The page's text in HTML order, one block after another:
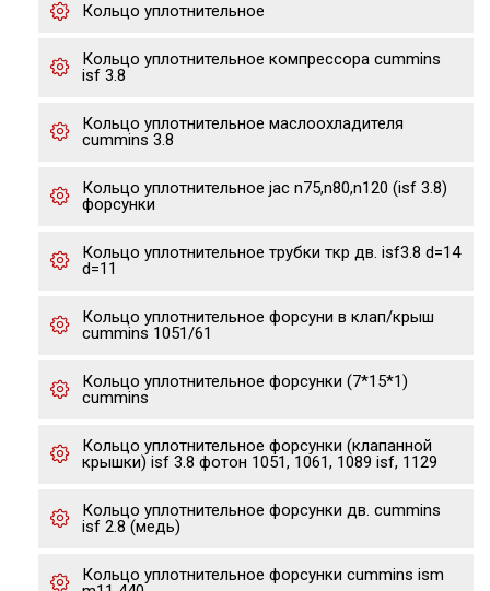
Кольцо уплотнительное
Кольцо уплотнительное компрессора cummins
isf 3.8
Кольцо уплотнительное маслоохладителя
cummins 3.8
Кольцо уплотнительное jac n75,n80,n120 (isf 3.8)
форсунки
Кольцо уплотнительное трубки ткр дв. isf3.8 d=14
d=11
Кольцо уплотнительное форсуни в клап/крыш
cummins 1051/61
Кольцо уплотнительное форсунки (7*15*1)
cummins
Кольцо уплотнительное форсунки (клапанной
крышки) isf 3.8 фотон 1051, 1061, 1089 isf, 1129
Кольцо уплотнительное форсунки дв. cummins
isf 2.8 (медь)
Кольцо уплотнительное форсунки cummins ism